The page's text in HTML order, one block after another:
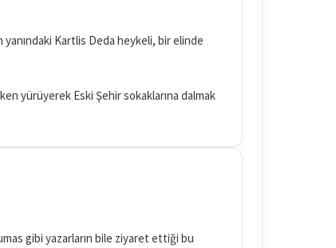
yanındaki Kartlis Deda heykeli, bir elinde
yürüyerek Eski Şehir sokaklarına dalmak
gibi yazarların bile ziyaret ettiği bu